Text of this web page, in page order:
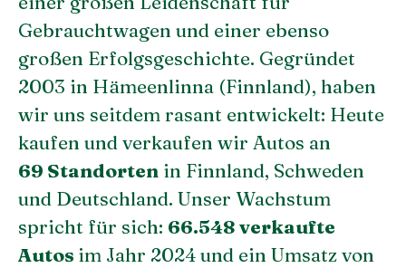
Gebrauchtwagen und einer ebenso
großen Erfolgsgeschichte. Gegründet
2003 in Hämeenlinna (Finnland), haben
wir uns seitdem rasant entwickelt: Heute
kaufen und verkaufen wir Autos an
69 Standorten in Finnland, Schweden
und Deutschland. Unser Wachstum
spricht für sich: 66.548 verkaufte
Autos im Jahr 2024 und ein Umsatz von